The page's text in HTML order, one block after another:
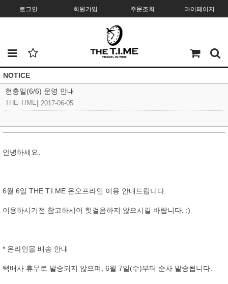
로그인 회원가입 주문조회 마이페이지
NOTICE
현충일(6/6) 운영 안내
THE-TIME 2017-06-05
안녕하세요.
6월 6일 THE T.I.ME 온오프라인 이용 안내드립니다.
이용하시기전 참고하시어 헛걸음하지 않으시길 바랍니다. :)
* 온라인몰 배송 안내
택배사 휴무로 발송되지 않으며, 6월 7일(수)부터 순차 발송됩니다.